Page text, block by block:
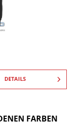
DETAILS
FARBEN